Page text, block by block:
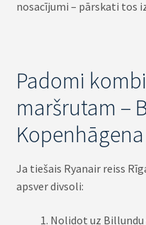
nosacījumi – pārskati tos
Padomi
maršrutam –
Kopenhāgena
Ja tiešais Ryanair reiss
apsver divsoli:
Nolidot uz Billundu